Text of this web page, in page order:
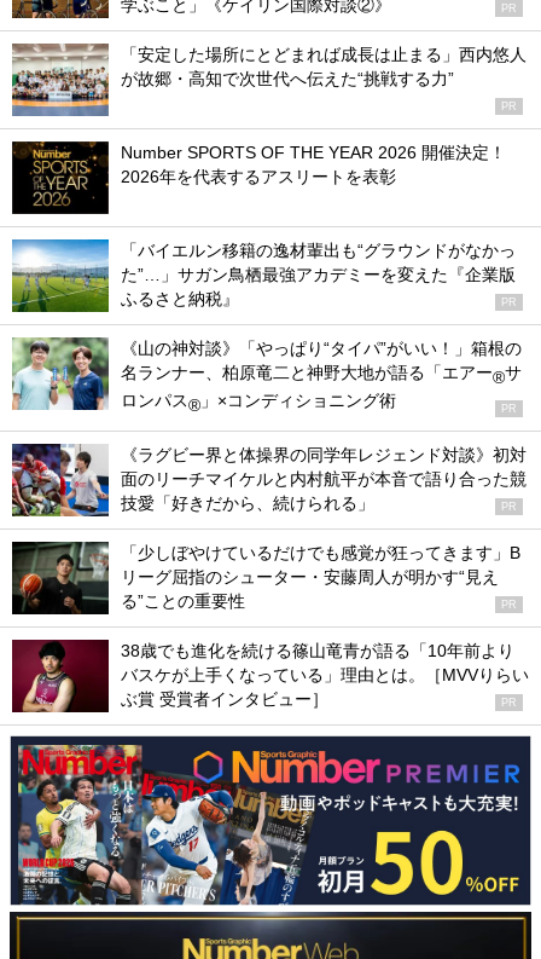
学ぶこと」《ケイリン国際対談②》 PR
「安定した場所にとどまれば成長は止まる」西内悠人
が故郷・高知で次世代へ伝えた“挑戦する力”
PR
Number SPORTS OF THE YEAR 2026 開催決定！
2026年を代表するアスリートを表彰
「バイエルン移籍の逸材輩出も“グラウンドがなかっ
た”…」サガン鳥栖最強アカデミーを変えた『企業版
ふるさと納税』
PR
《山の神対談》「やっぱり“タイパ”がいい！」箱根の
名ランナー、柏原竜二と神野大地が語る「エアー®サ
ロンパス® 」×コンディショニング術 PR
《ラグビー界と体操界の同学年レジェンド対談》初対
面のリーチマイケルと内村航平が本音で語り合った競
技愛「好きだから、続けられる」
PR
「少しぼやけているだけでも感覚が狂ってきます」B
リーグ屈指のシューター・安藤周人が明かす“見え
る”ことの重要性
PR
38歳でも進化を続ける篠山竜青が語る「10年前より
バスケが上手くなっている」理由とは。［MVVりらい
ぶ賞 受賞者インタビュー］
PR